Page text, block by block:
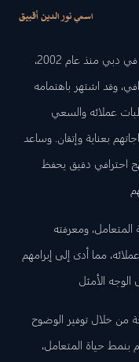
اسمي نور الدين أقبيق
يعمل نور الدين على إدارة عدة شركات عقارية في دبي منذ عام 2002،
وقد اشتهر باهتمامه
عملائه والسعي
بعناية وإتقان. وساعد
احترافي دقيق يحفظ
ومعرفته
مما أدى إلى إبرامهم
من خلال توفير الوضوح
بنمط حياة المتعامل،